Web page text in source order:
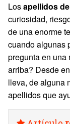
Losapellidos
curiosidad,
de una enorme
cuando algunas
pregunta en una
arriba? Desde
lleva, de alguna
apellidos que